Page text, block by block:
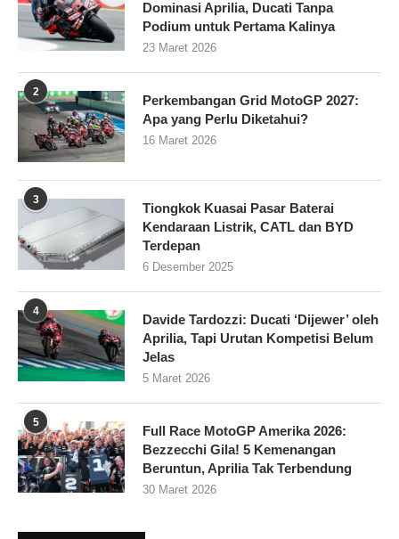
Dominasi Aprilia, Ducati Tanpa
Podium untuk Pertama Kalinya
23 Maret 2026
2
Perkembangan Grid MotoGP 2027:
Apa yang Perlu Diketahui?
16 Maret 2026
3
Tiongkok Kuasai Pasar Baterai
Kendaraan Listrik, CATL dan BYD
Terdepan
6 Desember 2025
4
Davide Tardozzi: Ducati ‘Dijewer’ oleh
Aprilia, Tapi Urutan Kompetisi Belum
Jelas
5 Maret 2026
5
Full Race MotoGP Amerika 2026:
Bezzecchi Gila! 5 Kemenangan
Beruntun, Aprilia Tak Terbendung
30 Maret 2026